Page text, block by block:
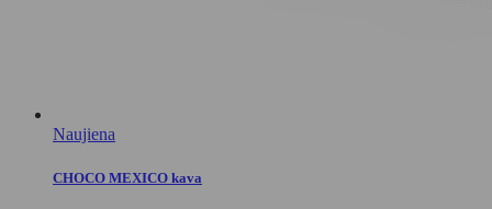
Naujiena
CHOCO MEXICO kava